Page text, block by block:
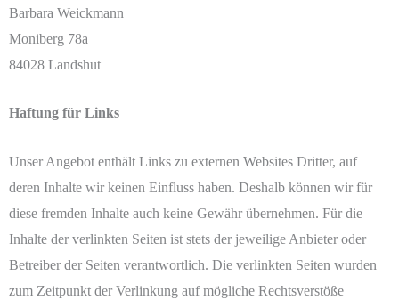
Barbara Weickmann
Moniberg 78a
84028 Landshut
Haftung für Links
Unser Angebot enthält Links zu externen Websites Dritter, auf
deren Inhalte wir keinen Einfluss haben. Deshalb können wir für
diese fremden Inhalte auch keine Gewähr übernehmen. Für die
Inhalte der verlinkten Seiten ist stets der jeweilige Anbieter oder
Betreiber der Seiten verantwortlich. Die verlinkten Seiten wurden
zum Zeitpunkt der Verlinkung auf mögliche Rechtsverstöße